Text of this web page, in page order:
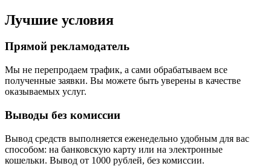
Лучшие условия
Прямой рекламодатель
Мы не перепродаем трафик, а сами обрабатываем все
полученные заявки. Вы можете быть уверены в качестве
оказываемых услуг.
Выводы без комиссии
Вывод средств выполняется еженедельно удобным для вас
способом: на банковскую карту или на электронные
кошельки. Вывод от 1000 рублей, без комиссии.